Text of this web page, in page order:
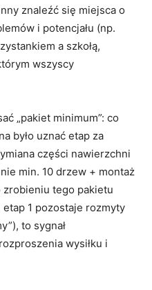
znaleźć się miejsca o
i potencjału (np.
a szkołą,
wszyscy
„pakiet minimum”: co
było uznać etap za
części nawierzchni
min. 10 drzew + montaż
zrobieniu tego pakietu
1 pozostaje rozmyty
to sygnał
wysiłku i